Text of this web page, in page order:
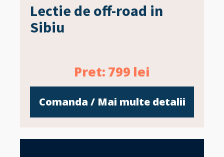
Lectie de off-road in
Sibiu
Pret: 799 lei
Comanda / Mai multe detalii